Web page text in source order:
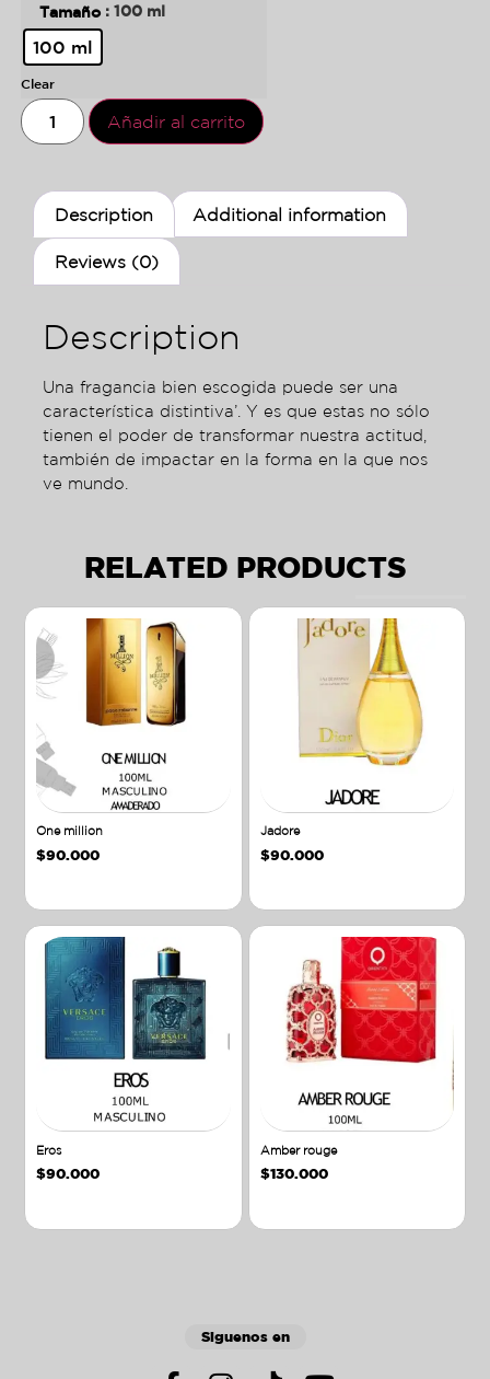
Tamaño : 100 ml
100 ml
Clear
Añadir al carrito
Description Additional information
Reviews (0)
Description
Una fragancia bien escogida puede ser una
característica distintiva’. Y es que estas no sólo
tienen el poder de transformar nuestra actitud,
también de impactar en la forma en la que nos
ve mundo.
RELATED PRODUCTS
One million
$90.000
Jadore
$90.000
Eros
$90.000
Amber rouge
$130.000
Siguenos en